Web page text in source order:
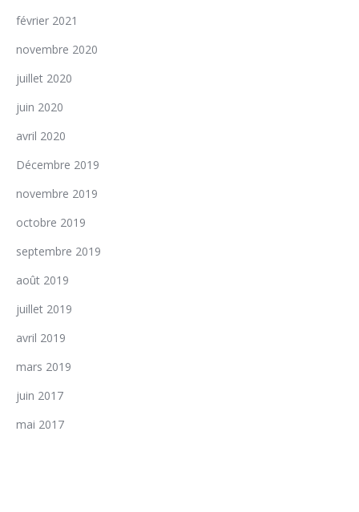
février 2021
novembre 2020
juillet 2020
juin 2020
avril 2020
Décembre 2019
novembre 2019
octobre 2019
septembre 2019
août 2019
juillet 2019
avril 2019
mars 2019
juin 2017
mai 2017